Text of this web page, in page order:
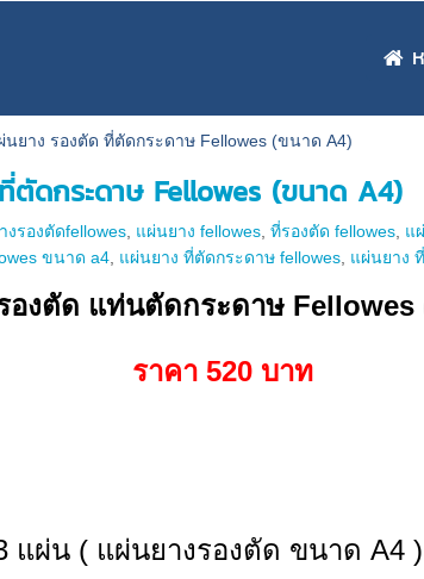
นยาง รองตัด ที่ตัดกระดาษ Fellowes (ขนาด A4)
ดกระดาษ Fellowes (ขนาด A4)
งรองตัดfellowes แผ่นยาง fellowes ,ที่รองตัด fellowes แ
ขนาด a4 แผ่นยาง ที่ตัดกระดาษ fellowes แผ่นยาง
องตัด แท่นตัดกระดาษ Fellowes
ราคา 520 บาท
แผ่น ( แผ่นยางรองตัด ขนาด A4 )